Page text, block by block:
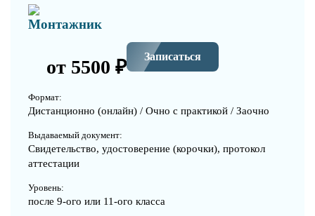
Монтажник
от 5500 ₽ Записаться
Формат:
Дистанционно (онлайн) / Очно с практикой / Заочно
Выдаваемый документ:
Свидетельство, удостоверение (корочки), протокол
аттестации
Уровень:
после 9-ого или 11-ого класса